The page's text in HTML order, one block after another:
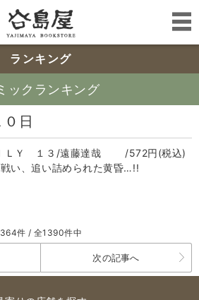
ランキング
ックランキング
０日
ＩＬＹ １３/遠藤達哉 /572円(税込)
い、追い詰められた黄昏…!!
364件 / 全1390件中
次の記事へ